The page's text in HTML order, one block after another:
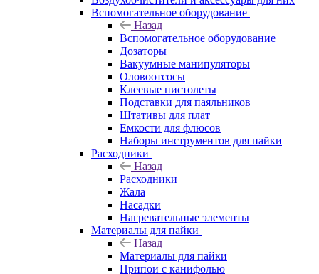
Вспомогательное оборудование
Назад
Вспомогательное оборудование
Дозаторы
Вакуумные манипуляторы
Оловоотсосы
Клеевые пистолеты
Подставки для паяльников
Штативы для плат
Емкости для флюсов
Наборы инструментов для пайки
Расходники
Назад
Расходники
Жала
Насадки
Нагревательные элементы
Материалы для пайки
Назад
Материалы для пайки
Припои с канифолью